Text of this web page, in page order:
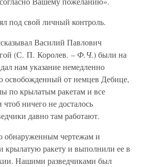
под свой личный контроль.
Василий Павлович
(С. П. Королев. – Ф.Ч.) были на
нам указание немедленно
освобожденный от немцев Дебице,
по крылатым ракетам и все
ничего не досталось
давно там работают.
обнаруженным чертежам и
крылатую ракету и выполнили ее в
Нашими разведчиками был